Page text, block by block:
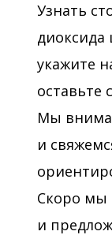
Узнать
диоксида
укажите
оставьте
Мы
и
Скоро мы
и